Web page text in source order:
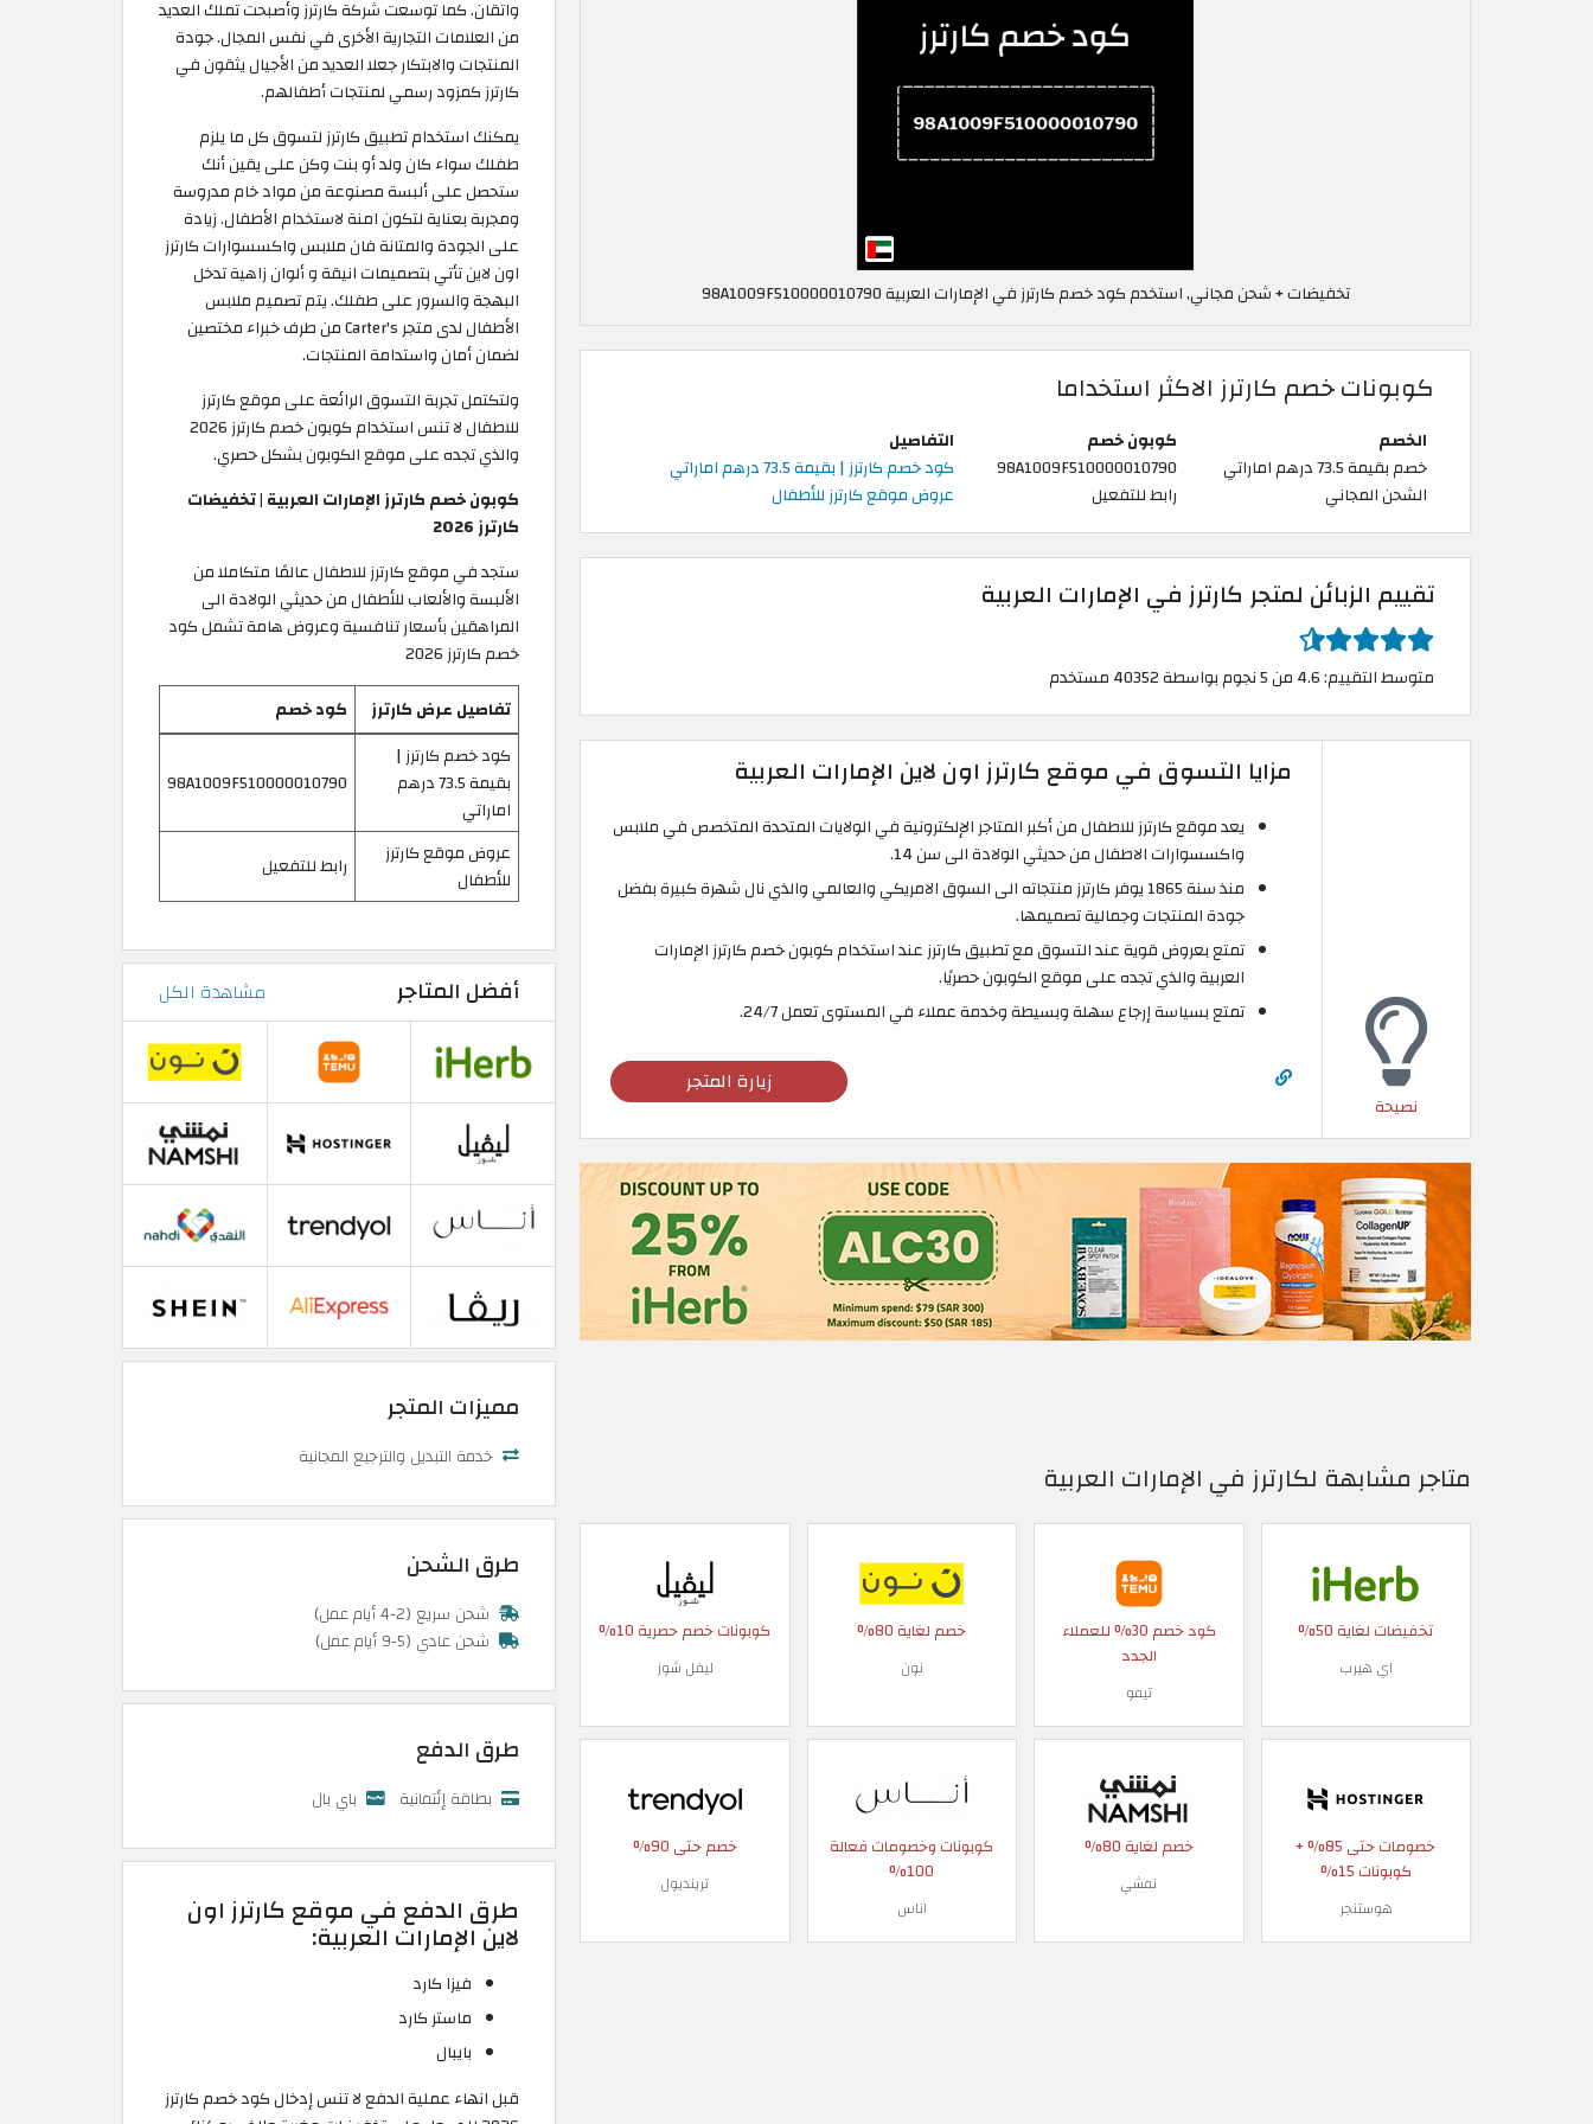
تخفيضات + شحن مجاني, استخدم كود خصم كارترز في الإمارات العربية 98A1009F510000010790
كوبونات خصم كارترز الاكثر استخداما
الخصم كوبون خصم
التفاصيل
خصم بقيمة 73.5 درهم اماراتي
98A1009F510000010790
كود خصم كارترز | بقيمة 73.5 درهم اماراتي
الشحن المجاني
رابط للتفعيل عروض موقع كارترز للأطفال
تقييم الزبائن لمتجر كارترز في الإمارات العربية
متوسط التقييم: 4.6 من 5 نجوم بواسطة 40352 مستخدم
نصيحة
مزايا التسوق في موقع كارترز اون لاين الإمارات العربية
يعد موقع كارترز للاطفال من أكبر المتاجر الإلكترونية في الولايات المتحدة المتخصص في ملابس
واكسسوارات الاطفال من حديثي الولادة الى سن 14.
منذ سنة 1865 يوفر كارترز منتجاته الى السوق الامريكي والعالمي والذي نال شهرة كبيرة بفضل
جودة المنتجات وجمالية تصميمها.
تمتع بعروض قوية عند التسوق مع تطبيق كارترز عند استخدام كوبون خصم كارترز الإمارات
العربية والذي تجده على موقع الكوبون حصريًا.
تمتع بسياسة إرجاع سهلة وبسيطة وخدمة عملاء في المستوى تعمل 24/7.
زيارة المتجر
متاجر مشابهة لكارترز في الإمارات العربية
تخفيضات لغاية 50%
اي هيرب
كود خصم 30% للعملاء
الجدد
تيمو
خصم لغاية 80%
نون
كوبونات خصم حصرية 10%
ليفل شوز
خصومات حتى 85% +
كوبونات 15%
هوستنجر
خصم لغاية 80%
نمشي
كوبونات وخصومات فعالة
100%
اناس
خصم حتى 90%
ترينديول
واتقان. كما توسعت شركة كارترز وأصبحت تملك العديد
من العلامات التجارية الأخرى في نفس المجال. جودة
المنتجات والابتكار جعلا العديد من الأجيال يثقون في
كارترز كمزود رسمي لمنتجات أطفالهم.
يمكنك استخدام تطبيق كارترز لتسوق كل ما يلزم
طفلك سواء كان ولد أو بنت وكن على يقين أنك
ستحصل على ألبسة مصنوعة من مواد خام مدروسة
ومجربة بعناية لتكون امنة لاستخدام الأطفال. زيادة
على الجودة والمتانة فان ملابس واكسسوارات كارترز
اون لاين تأتي بتصميمات انيقة و ألوان زاهية تدخل
البهجة والسرور على طفلك. يتم تصميم ملابس
الأطفال لدى متجر Carter's من طرف خبراء مختصين
لضمان أمان واستدامة المنتجات.
ولتكتمل تجربة التسوق الرائعة على موقع كارترز
للاطفال لا تنس استخدام كوبون خصم كارترز 2026
والذي تجده على موقع الكوبون بشكل حصري.
كوبون خصم كارترز الإمارات العربية | تخفيضات
كارترز 2026
ستجد في موقع كارترز للاطفال عالمًا متكاملا من
الألبسة والألعاب للأطفال من حديثي الولادة الى
المراهقين بأسعار تنافسية وعروض هامة تشمل كود
خصم كارترز 2026
تفاصيل عرض كارترز
كود خصم
كود خصم كارترز |
بقيمة 73.5 درهم
اماراتي
98A1009F510000010790
عروض موقع كارترز
للأطفال
رابط للتفعيل
أفضل المتاجر مشاهدة الكل
مميزات المتجر
خدمة التبديل والترجيع المجانية
طرق الشحن
شحن سريع (2-4 أيام عمل)
شحن عادي (5-9 أيام عمل)
طرق الدفع
بطاقة إئتمانية باي بال
طرق الدفع في موقع كارترز اون
لاين الإمارات العربية:
فيزا كارد
ماستر كارد
بايبال
قبل انهاء عملية الدفع لا تنس إدخال كود خصم كارترز